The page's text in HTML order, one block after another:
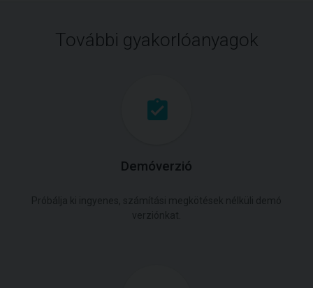
További gyakorlóanyagok
Demóverzió